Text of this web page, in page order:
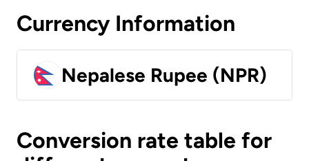
Currency Information
Nepalese Rupee (NPR)
Conversion rate table for